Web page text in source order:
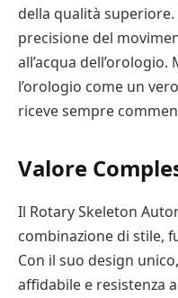
della qualità
precisione del
all’acqua
l’orologio come un
riceve sempre
Valore
Il Rotary Skeleton
combinazione di stile,
Con il suo design
affidabile e resistenza